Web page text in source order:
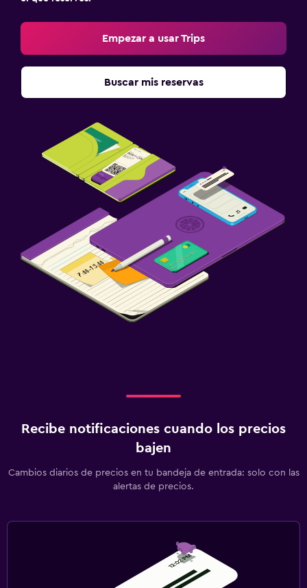
Empezar a usar Trips
Buscar mis reservas
Recibe notificaciones cuando los precios
bajen
Cambios diarios de precios en tu bandeja de entrada: solo con las
alertas de precios.